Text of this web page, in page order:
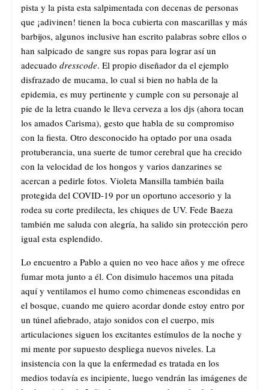
pista y la pista esta salpimentada con decenas de personas
que ¡adivinen! tienen la boca cubierta con mascarillas y más
barbijos, algunos inclusive han escrito palabras sobre ellos o
han salpicado de sangre sus ropas para lograr así un
adecuado dresscode. El propio diseñador da el ejemplo
disfrazado de mucama, lo cual si bien no habla de la
epidemia, es muy pertinente y cumple con su personaje al
pie de la letra cuando le lleva cerveza a los djs (ahora tocan
los amados Carisma), gesto que habla de su compromiso
con la fiesta. Otro desconocido ha optado por una osada
protuberancia, una suerte de tumor cerebral que ha crecido
con la velocidad de los hongos y varios danzarines se
acercan a pedirle fotos. Violeta Mansilla también baila
protegida del COVID-19 por un oportuno accesorio y la
rodea su corte predilecta, les chiques de UV. Fede Baeza
también me saluda con alegría, ha salido sin protección pero
igual esta esplendido.
Lo encuentro a Pablo a quien no veo hace años y me ofrece
fumar mota junto a él. Con disimulo hacemos una pitada
aquí y ventilamos el humo como chimeneas escondidas en
el bosque, cuando me quiero acordar donde estoy entro por
un túnel afiebrado, atajo sonidos con el cuerpo, mis
articulaciones siguen los excitantes estímulos de la noche y
mi mente por supuesto despliega nuevos niveles. La
insistencia con la que la enfermedad es tratada en los
medios todavía es incipiente, luego vendrán las imágenes de